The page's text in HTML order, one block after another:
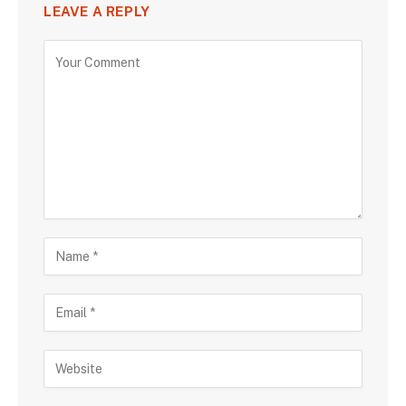
LEAVE A REPLY